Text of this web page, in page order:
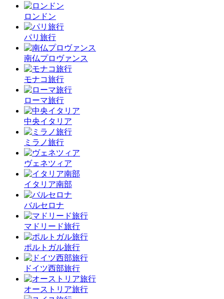
ロンドン
パリ旅行
南仏プロヴァンス
モナコ旅行
ローマ旅行
中央イタリア
ミラノ旅行
ヴェネツィア
イタリア南部
バルセロナ
マドリード旅行
ポルトガル旅行
ドイツ西部旅行
オーストリア旅行